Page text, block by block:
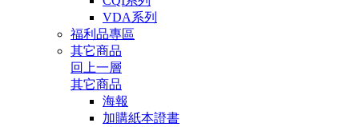
VDA系列
福利品專區
其它商品
回上一層
其它商品
海報
加購紙本證書